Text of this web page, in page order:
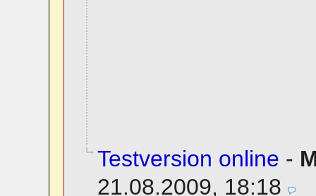
Testversion online -
21.08.2009, 18:18